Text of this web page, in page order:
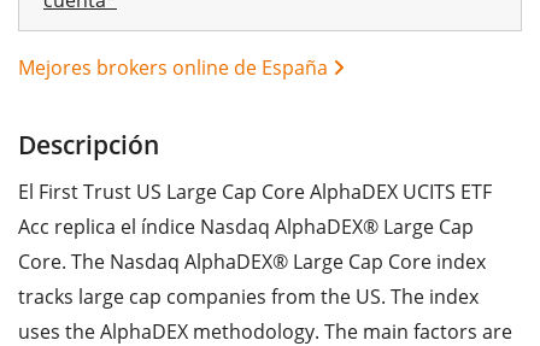
Mejores brokers online de España
Descripción
El First Trust US Large Cap Core AlphaDEX UCITS ETF
Acc replica el índice Nasdaq AlphaDEX® Large Cap
Core. The Nasdaq AlphaDEX® Large Cap Core index
tracks large cap companies from the US. The index
uses the AlphaDEX methodology. The main factors are